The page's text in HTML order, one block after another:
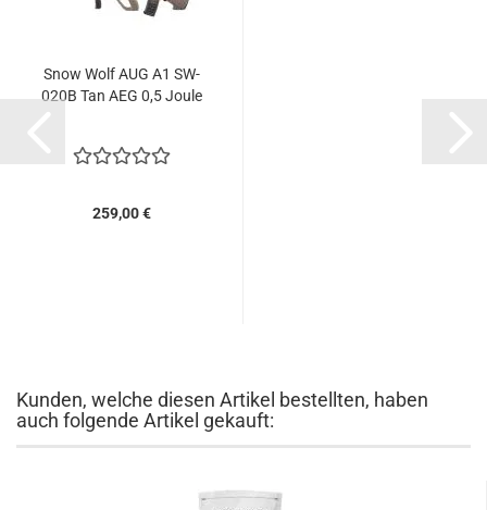
Snow Wolf AUG A1 SW-
020B Tan AEG 0,5 Joule
259,00 €
Kunden, welche diesen Artikel bestellten, haben
auch folgende Artikel gekauft: